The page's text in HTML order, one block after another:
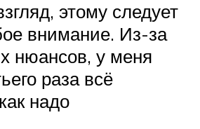
этому следует
внимание. Из-за
нюансов, у меня
раза всё
надо